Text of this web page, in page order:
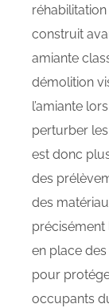
construit
amiante
démolition
l’amiante
perturber
est donc
des
des
précisément
en place
pour
occupants